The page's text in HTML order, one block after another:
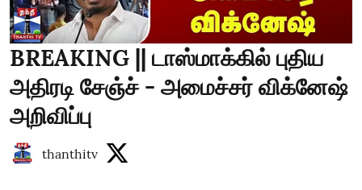
BREAKING || டாஸ்மாக்கில் புதிய
அதிரடி சேஞ்ச் - அமைச்சர் விக்னேஷ்
அறிவிப்பு
thanthitv